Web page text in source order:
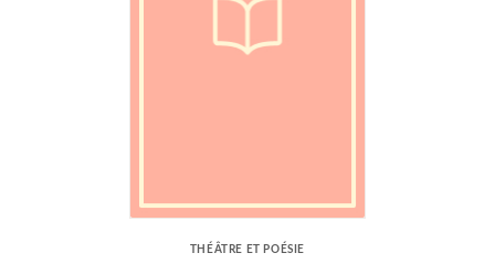
THÉÂTRE ET POÉSIE